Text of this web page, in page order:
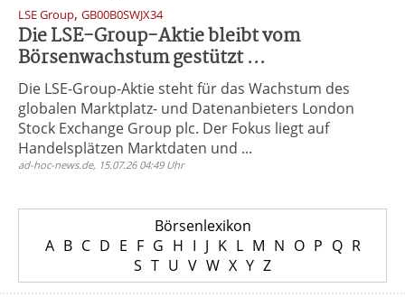
LSE Group, GB00B0SWJX34
Die LSE-Group-Aktie bleibt vom
Börsenwachstum gestützt ...
Die LSE-Group-Aktie steht für das Wachstum des
globalen Marktplatz- und Datenanbieters London
Stock Exchange Group plc. Der Fokus liegt auf
Handelsplätzen Marktdaten und ...
ad-hoc-news.de, 15.07.26 04:49 Uhr
Börsenlexikon
A B C D E F G H I J K L M N O P Q R
S T U V W X Y Z